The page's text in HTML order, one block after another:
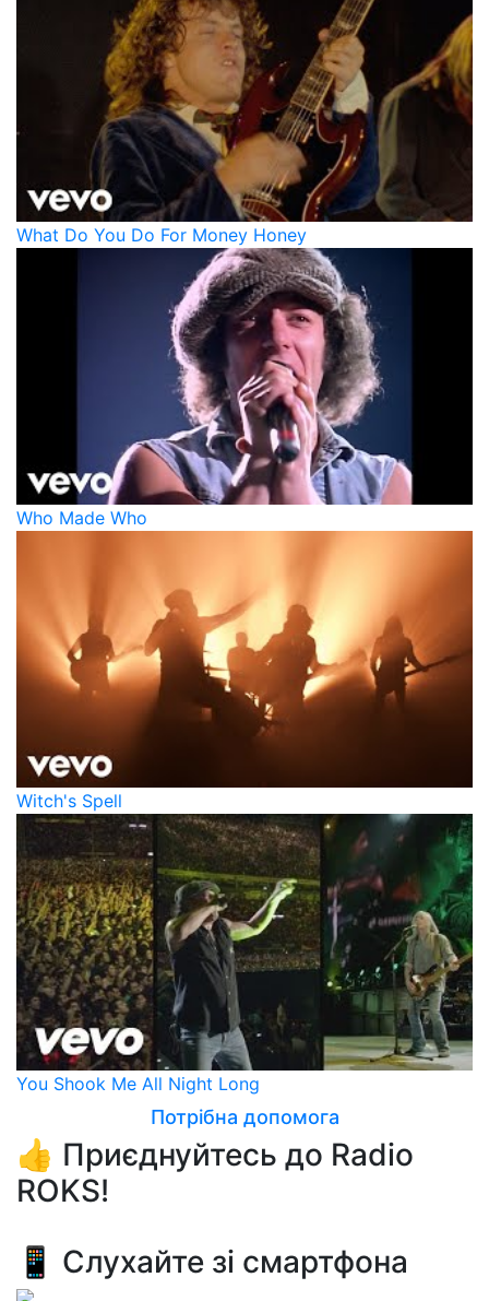
What Do You Do For Money Honey
Who Made Who
Witch's Spell
You Shook Me All Night Long
Потрібна допомога
👍 Приєднуйтесь до Radio
ROKS!
📱 Слухайте зі смартфона